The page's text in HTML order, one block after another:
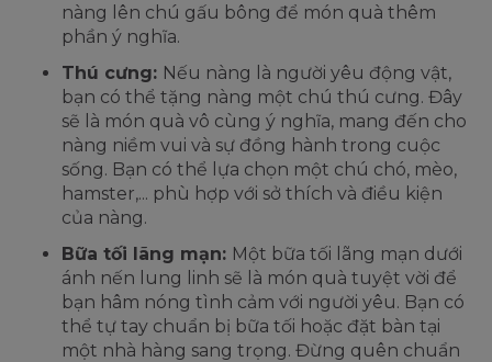
nàng lên chú gấu bông để món quà thêm
phần ý nghĩa.
Thú cưng: Nếu nàng là người yêu động vật,
bạn có thể tặng nàng một chú thú cưng. Đây
sẽ là món quà vô cùng ý nghĩa, mang đến cho
nàng niềm vui và sự đồng hành trong cuộc
sống. Bạn có thể lựa chọn một chú chó, mèo,
hamster,... phù hợp với sở thích và điều kiện
của nàng.
Bữa tối lãng mạn: Một bữa tối lãng mạn dưới
ánh nến lung linh sẽ là món quà tuyệt vời để
bạn hâm nóng tình cảm với người yêu. Bạn có
thể tự tay chuẩn bị bữa tối hoặc đặt bàn tại
một nhà hàng sang trọng. Đừng quên chuẩn